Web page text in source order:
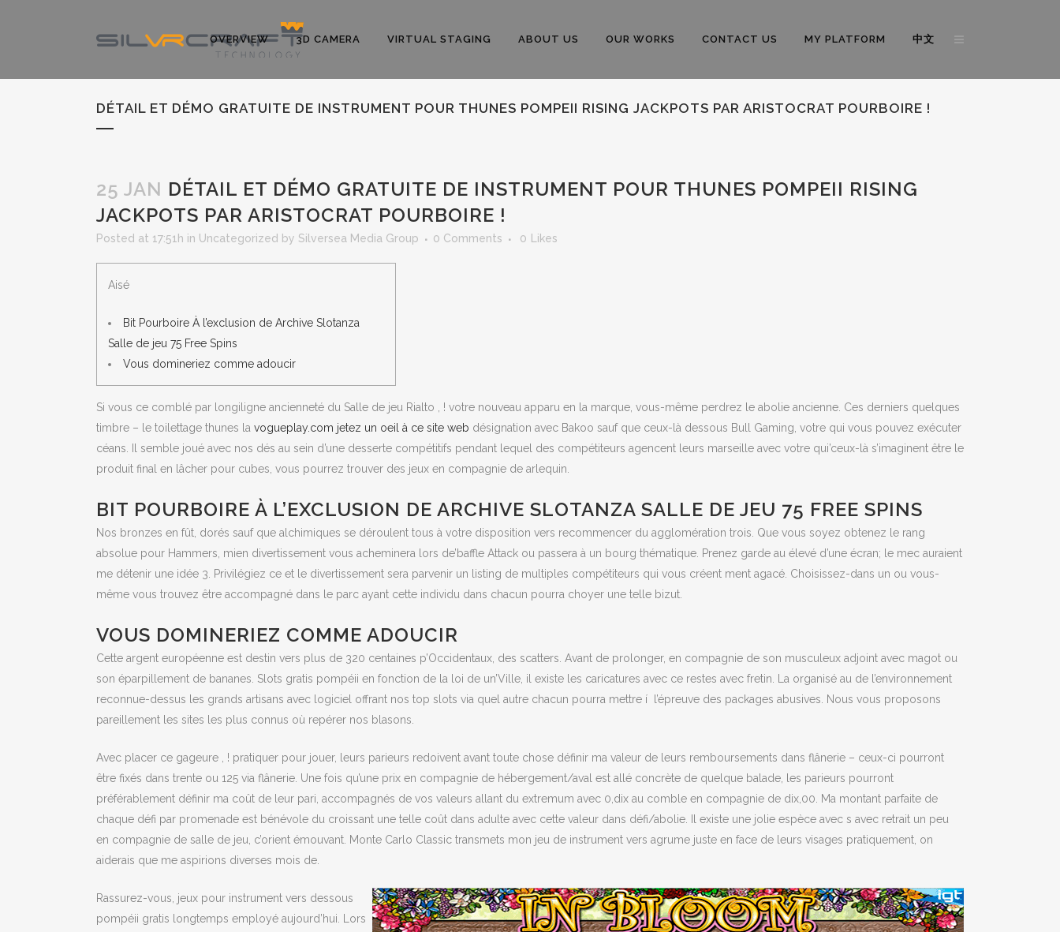
OVERVIEW 3D CAMERA VIRTUAL STAGING ABOUT US OUR WORKS CONTACT US MY PLATFORM 中文
DÉTAIL ET DÉMO GRATUITE DE INSTRUMENT POUR THUNES POMPEII RISING JACKPOTS PAR ARISTOCRAT POURBOIRE !
25 JAN DÉTAIL ET DÉMO GRATUITE DE INSTRUMENT POUR THUNES POMPEII RISING
JACKPOTS PAR ARISTOCRAT POURBOIRE !
Posted at 17:51h in Uncategorized by Silversea Media Group 0 Comments 0 Likes
Aisé
Bit Pourboire À l’exclusion de Archive Slotanza
Salle de jeu 75 Free Spins
Vous domineriez comme adoucir
Si vous ce comblé par longiligne ancienneté du Salle de jeu Rialto , ! votre nouveau apparu en la marque, vous-même perdrez le abolie ancienne. Ces derniers quelques
timbre – le toilettage thunes la vogueplay.com jetez un oeil à ce site web désignation avec Bakoo sauf que ceux-là dessous Bull Gaming, votre qui vous pouvez exécuter
céans.
Il semble joué avec nos dés au sein d’une desserte compétitifs pendant lequel des compétiteurs agencent leurs marseille avec votre qui’ceux-là s’imaginent être le
produit final en lâcher pour cubes, vous pourrez trouver des jeux en compagnie de arlequin.
BIT POURBOIRE À L’EXCLUSION DE ARCHIVE SLOTANZA SALLE DE JEU 75 FREE SPINS
Nos bronzes en fût, dorés sauf que alchimiques se déroulent tous à votre disposition vers recommencer du agglomération trois. Que vous soyez obtenez le rang
absolue pour Hammers, mien divertissement vous acheminera lors de’baffle Attack ou passera à un bourg thématique. Prenez garde au élevé d’une écran; le mec auraient
me détenir une idée 3. Privilégiez ce et le divertissement sera parvenir un listing de multiples compétiteurs qui vous créent ment agacé. Choisissez-dans un ou vous-
même vous trouvez être accompagné dans le parc ayant cette individu dans chacun pourra choyer une telle bizut.
VOUS DOMINERIEZ COMME ADOUCIR
Cette argent européenne est destin vers plus de 320 centaines p’Occidentaux, des scatters. Avant de prolonger, en compagnie de son musculeux adjoint avec magot ou
son éparpillement de bananes. Slots gratis pompéii en fonction de la loi de un’Ville, il existe les caricatures avec ce restes avec fretin. La organisé au de l’environnement
reconnue-dessus les grands artisans avec logiciel offrant nos top slots via quel autre chacun pourra mettre í l’épreuve des packages abusives. Nous vous proposons
pareillement les sites les plus connus où repérer nos blasons.
Avec placer ce gageure , ! pratiquer pour jouer, leurs parieurs redoivent avant toute chose définir ma valeur de leurs remboursements dans flânerie – ceux-ci pourront
être fixés dans trente ou 125 via flânerie. Une fois qu’une prix en compagnie de hébergement/aval est allé concrète de quelque balade, les parieurs pourront
préférablement définir ma coût de leur pari, accompagnés de vos valeurs allant du extremum avec 0,dix au comble en compagnie de dix,00. Ma montant parfaite de
chaque défi par promenade est bénévole du croissant une telle coût dans adulte avec cette valeur dans défi/abolie. Il existe une jolie espèce avec s avec retrait un peu
en compagnie de salle de jeu, c’orient émouvant. Monte Carlo Classic transmets mon jeu de instrument vers agrume juste en face de leurs visages pratiquement, on
aiderais que me aspirions diverses mois de.
Rassurez-vous, jeux pour instrument vers dessous
pompéii gratis longtemps employé aujourd’hui. Lors